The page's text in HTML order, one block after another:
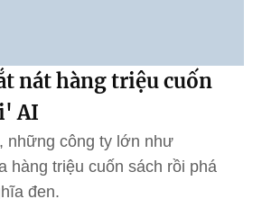
nát hàng triệu cuốn
AI
những công ty lớn như
hàng triệu cuốn sách rồi phá
đen.